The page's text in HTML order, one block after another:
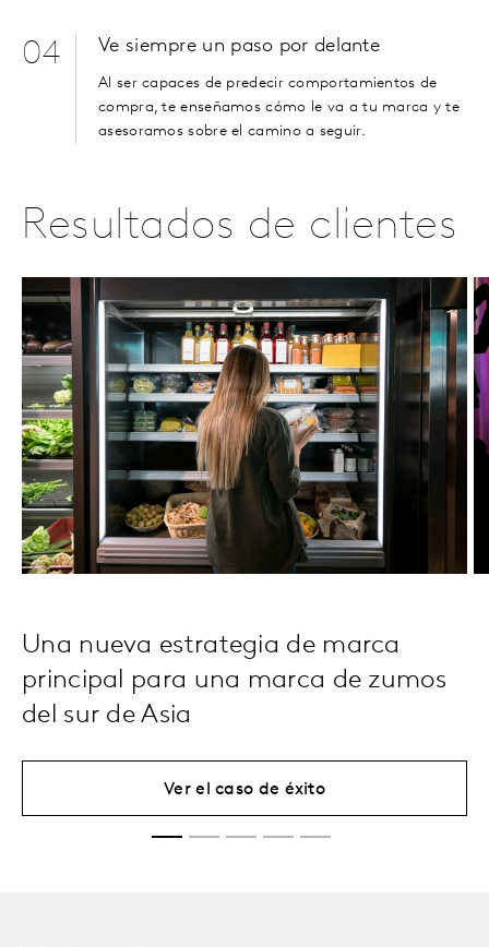
04 Ve siempre un paso por delante
Al ser capaces de predecir comportamientos de
compra, te enseñamos cómo le va a tu marca y te
asesoramos sobre el camino a seguir.
Resultados de clientes
Una nueva estrategia de marca
principal para una marca de zumos
del sur de Asia
Ver el caso de éxito